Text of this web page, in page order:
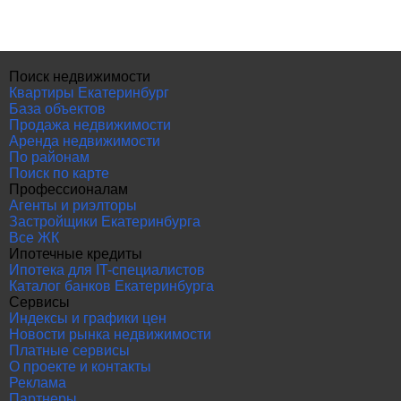
Поиск недвижимости
Квартиры Екатеринбург
База объектов
Продажа недвижимости
Аренда недвижимости
По районам
Поиск по карте
Профессионалам
Агенты и риэлторы
Застройщики Екатеринбурга
Все ЖК
Ипотечные кредиты
Ипотека для IT-специалистов
Каталог банков Екатеринбурга
Сервисы
Индексы и графики цен
Новости рынка недвижимости
Платные сервисы
О проекте и контакты
Реклама